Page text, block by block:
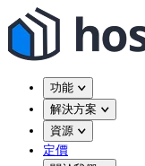
功能
解決方案
資源
定價